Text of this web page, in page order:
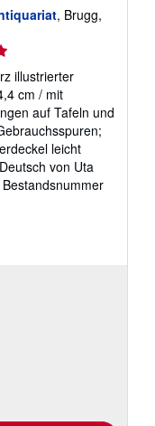
, Brugg,
illustrierter
cm / mit
auf Tafeln und
leicht
von Uta
Bestandsnummer